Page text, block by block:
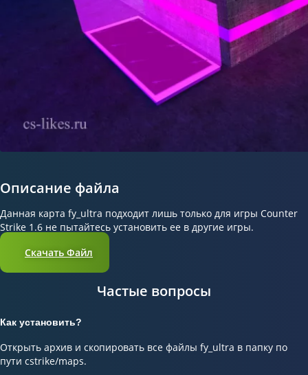
Описание файла
Данная карта fy_ultra подходит лишь только для игры Counter
Strike 1.6 не пытайтесь установить ее в другие игры.
Скачать Файл
Частые вопросы
Как установить?
Открыть архив и скопировать все файлы fy_ultra в папку по
пути cstrike/maps.